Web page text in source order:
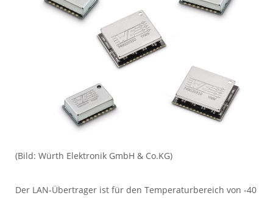
(Bild: Würth Elektronik GmbH & Co.KG)
Der LAN-Übertrager ist für den Temperaturbereich von -40